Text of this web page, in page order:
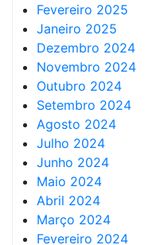
Fevereiro 2025
Janeiro 2025
Dezembro 2024
Novembro 2024
Outubro 2024
Setembro 2024
Agosto 2024
Julho 2024
Junho 2024
Maio 2024
Abril 2024
Março 2024
Fevereiro 2024